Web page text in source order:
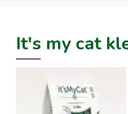
It's my cat